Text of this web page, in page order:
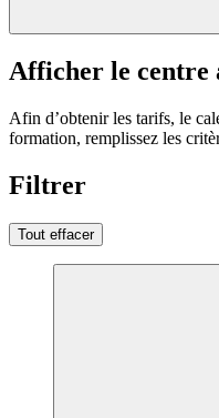
Afficher le centre
Afin d’obtenir les tarifs, le
formation, remplissez les
Filtrer
Tout effacer